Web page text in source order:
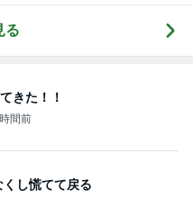
る
きた！！
間前
し慌てて戻る